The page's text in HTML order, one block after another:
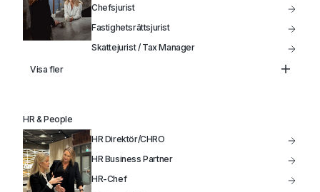
Chefsjurist
Fastighetsrättsjurist
Skattejurist / Tax Manager
Visa fler
HR & People
HR Direktör/CHRO
HR Business Partner
HR-Chef